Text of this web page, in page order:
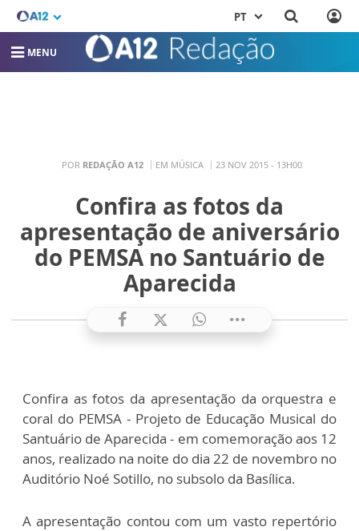
PT
MENU
POR REDAÇÃO A12 EM MÚSICA 23 NOV 2015 - 13H00
Confira as fotos da
apresentação de aniversário
do PEMSA no Santuário de
Aparecida
Confira as fotos da apresentação da orquestra e
coral do PEMSA - Projeto de Educação Musical do
Santuário de Aparecida - em comemoração aos 12
anos, realizado na noite do dia 22 de novembro no
Auditório Noé Sotillo, no subsolo da Basílica.
A apresentação contou com um vasto repertório